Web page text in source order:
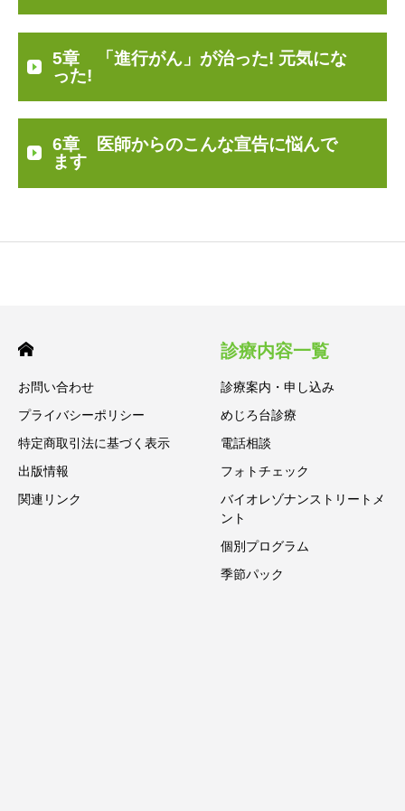
5章 「進行がん」が治った! 元気にな
った!
6章 医師からのこんな宣告に悩んで
ます
お問い合わせ
プライバシーポリシー
特定商取引法に基づく表示
出版情報
関連リンク
診療内容一覧
診療案内・申し込み
めじろ台診療
電話相談
フォトチェック
バイオレゾナンストリートメ
ント
個別プログラム
季節パック